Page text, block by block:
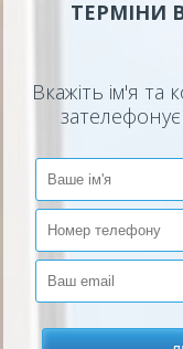
ТЕРМІНИ
Вкажіть ім'я та